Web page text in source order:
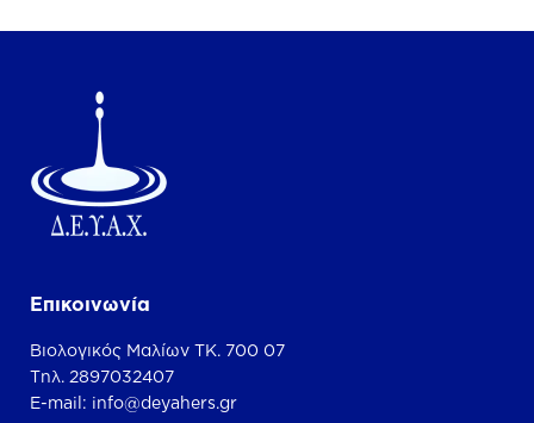
Επικοινωνία
Βιολογικός Μαλίων ΤΚ. 700 07
Τηλ. 2897032407
Ε-mail: info@deyahers.gr